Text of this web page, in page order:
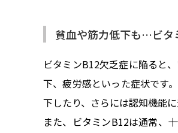
貧血や筋力低下も…ビタ
ビタミンB12欠乏症に陥ると
下、疲労感といった症状です
下したり、さらには認知機能
また、ビタミンB12は通常、